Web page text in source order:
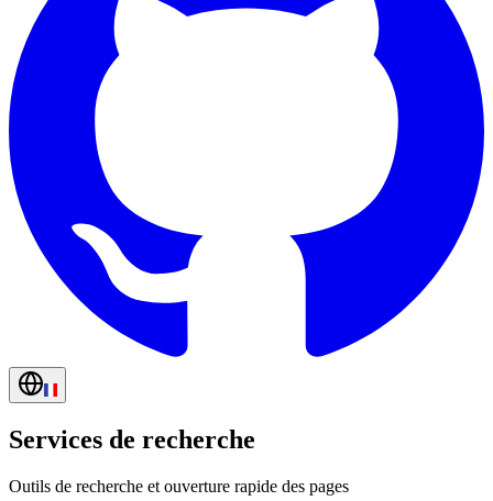
Services de recherche
Outils de recherche et ouverture rapide des pages